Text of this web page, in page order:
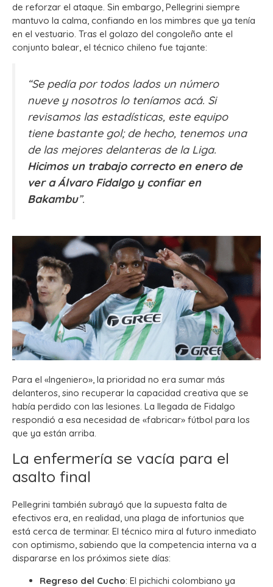
de reforzar el ataque. Sin embargo, Pellegrini siempre
mantuvo la calma, confiando en los mimbres que ya tenía
en el vestuario. Tras el golazo del congoleño ante el
conjunto balear, el técnico chileno fue tajante:
“Se pedía por todos lados un número
nueve y nosotros lo teníamos acá. Si
revisamos las estadísticas, este equipo
tiene bastante gol; de hecho, tenemos una
de las mejores delanteras de la Liga.
Hicimos un trabajo correcto en enero de
ver a Álvaro Fidalgo y confiar en
Bakambu”.
Para el «Ingeniero», la prioridad no era sumar más
delanteros, sino recuperar la capacidad creativa que se
había perdido con las lesiones. La llegada de Fidalgo
respondió a esa necesidad de «fabricar» fútbol para los
que ya están arriba.
La enfermería se vacía para el
asalto final
Pellegrini también subrayó que la supuesta falta de
efectivos era, en realidad, una plaga de infortunios que
está cerca de terminar. El técnico mira al futuro inmediato
con optimismo, sabiendo que la competencia interna va a
dispararse en los próximos siete días:
Regreso del Cucho: El pichichi colombiano ya